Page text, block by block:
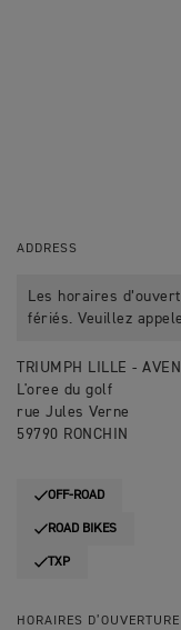
ADDRESS
Les horaires
fériés. Veuillez
TRIUMPH LILLE -
L'oree du golf
rue Jules Verne
59790 RONCHIN
OFF-ROAD
ROAD BIKES
TXP
HORAIRES D’OUVERTURE